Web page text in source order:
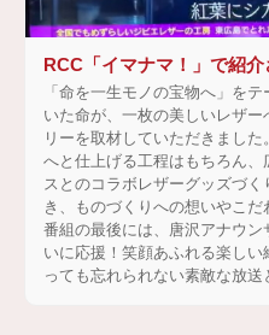
RCC「イマナマ！」で紹介
「命を一生モノの宝物へ」を
いた命が、一枚の美しいレザ
リーを取材していただきまし
へと仕上げる工程はもちろん
スとのコラボレザーグッズづ
き、ものづくりへの想いやこだ
番組の最後には、唐沢アナウ
いに応援！笑顔あふれる楽し
っても忘れられない素敵な放送